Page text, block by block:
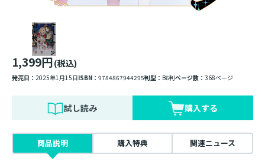
1,399円(税込)
発売日： 2025年1月15日ISBN： 9784867944295判型： B6判ページ数： 368ページ
試し読み 購入する
商品説明 購入特典 関連ニュース